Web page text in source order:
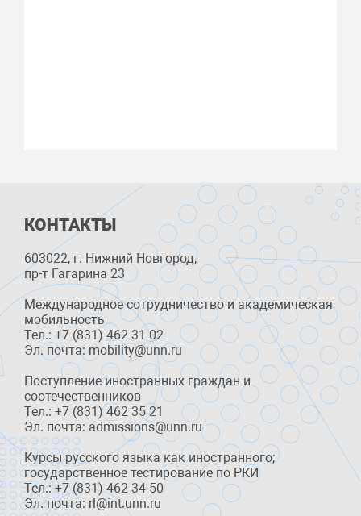
КОНТАКТЫ
603022, г. Нижний Новгород,
пр-т Гагарина 23
Международное сотрудничество и академическая
мобильность
Тел.: +7 (831) 462 31 02
Эл. почта: mobility@unn.ru
Поступление иностранных граждан и
соотечественников
Тел.: +7 (831) 462 35 21
Эл. почта: admissions@unn.ru
Курсы русского языка как иностранного;
государственное тестирование по РКИ
Тел.: +7 (831) 462 34 50
Эл. почта: rl@int.unn.ru